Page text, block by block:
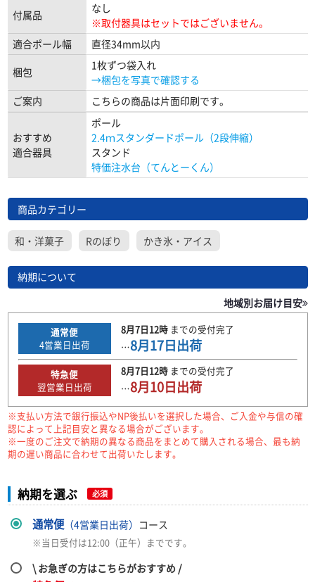
付属品
なし
※取付器具はセットではございません。
適合ポール幅
直径34mm以内
梱包
1枚ずつ袋入れ
→梱包を写真で確認する
ご案内
こちらの商品は片面印刷です。
おすすめ
適合器具
ポール
2.4ｍスタンダードポール（2段伸縮）
スタンド
特価注水台（てんとーくん）
商品カテゴリー
和・洋菓子 Rのぼり かき氷・アイス
納期について
地域別お届け目安
通常便
4営業日出荷
8月7日12時までの受付完了
…8月17日出荷
特急便
翌営業日出荷
8月7日12時までの受付完了
…8月10日出荷
※支払い方法で銀行振込やNP後払いを選択した場合、ご入金や与信の確
認によって上記目安と異なる場合がございます。
※一度のご注文で納期の異なる商品をまとめて購入される場合、最も納
期の遅い商品に合わせて出荷いたします。
納期を選ぶ 必須
通常便（4営業日出荷） コース
※当日受付は12:00（正午）までです。
\ お急ぎの方はこちらがおすすめ /